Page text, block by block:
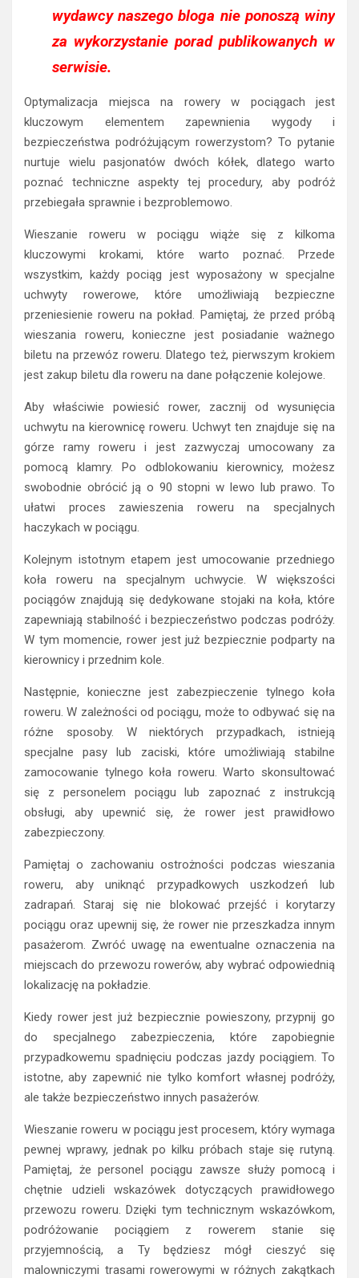
wydawcy naszego bloga nie ponoszą winy
za wykorzystanie porad publikowanych w
serwisie.
Optymalizacja miejsca na rowery w pociągach jest
kluczowym elementem zapewnienia wygody i
bezpieczeństwa podróżującym rowerzystom? To pytanie
nurtuje wielu pasjonatów dwóch kółek, dlatego warto
poznać techniczne aspekty tej procedury, aby podróż
przebiegała sprawnie i bezproblemowo.
Wieszanie roweru w pociągu wiąże się z kilkoma
kluczowymi krokami, które warto poznać. Przede
wszystkim, każdy pociąg jest wyposażony w specjalne
uchwyty rowerowe, które umożliwiają bezpieczne
przeniesienie roweru na pokład. Pamiętaj, że przed próbą
wieszania roweru, konieczne jest posiadanie ważnego
biletu na przewóz roweru. Dlatego też, pierwszym krokiem
jest zakup biletu dla roweru na dane połączenie kolejowe.
Aby właściwie powiesić rower, zacznij od wysunięcia
uchwytu na kierownicę roweru. Uchwyt ten znajduje się na
górze ramy roweru i jest zazwyczaj umocowany za
pomocą klamry. Po odblokowaniu kierownicy, możesz
swobodnie obrócić ją o 90 stopni w lewo lub prawo. To
ułatwi proces zawieszenia roweru na specjalnych
haczykach w pociągu.
Kolejnym istotnym etapem jest umocowanie przedniego
koła roweru na specjalnym uchwycie. W większości
pociągów znajdują się dedykowane stojaki na koła, które
zapewniają stabilność i bezpieczeństwo podczas podróży.
W tym momencie, rower jest już bezpiecznie podparty na
kierownicy i przednim kole.
Następnie, konieczne jest zabezpieczenie tylnego koła
roweru. W zależności od pociągu, może to odbywać się na
różne sposoby. W niektórych przypadkach, istnieją
specjalne pasy lub zaciski, które umożliwiają stabilne
zamocowanie tylnego koła roweru. Warto skonsultować
się z personelem pociągu lub zapoznać z instrukcją
obsługi, aby upewnić się, że rower jest prawidłowo
zabezpieczony.
Pamiętaj o zachowaniu ostrożności podczas wieszania
roweru, aby uniknąć przypadkowych uszkodzeń lub
zadrapań. Staraj się nie blokować przejść i korytarzy
pociągu oraz upewnij się, że rower nie przeszkadza innym
pasażerom. Zwróć uwagę na ewentualne oznaczenia na
miejscach do przewozu rowerów, aby wybrać odpowiednią
lokalizację na pokładzie.
Kiedy rower jest już bezpiecznie powieszony, przypnij go
do specjalnego zabezpieczenia, które zapobiegnie
przypadkowemu spadnięciu podczas jazdy pociągiem. To
istotne, aby zapewnić nie tylko komfort własnej podróży,
ale także bezpieczeństwo innych pasażerów.
Wieszanie roweru w pociągu jest procesem, który wymaga
pewnej wprawy, jednak po kilku próbach staje się rutyną.
Pamiętaj, że personel pociągu zawsze służy pomocą i
chętnie udzieli wskazówek dotyczących prawidłowego
przewozu roweru. Dzięki tym technicznym wskazówkom,
podróżowanie pociągiem z rowerem stanie się
przyjemnością, a Ty będziesz mógł cieszyć się
malowniczymi trasami rowerowymi w różnych zakątkach